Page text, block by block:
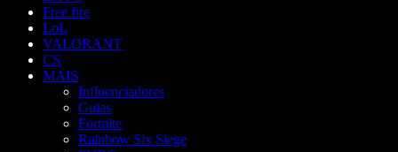
Free fire
LoL
VALORANT
CS
MAIS
Influenciadores
Guias
Fortnite
Rainbow Six Siege